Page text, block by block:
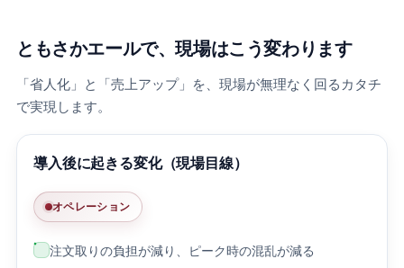
ともさかエールで、現場はこう変わります
「省人化」と「売上アップ」を、現場が無理なく回るカタチ
で実現します。
導入後に起きる変化（現場目線）
オペレーション
注文取りの負担が減り、ピーク時の混乱が減る